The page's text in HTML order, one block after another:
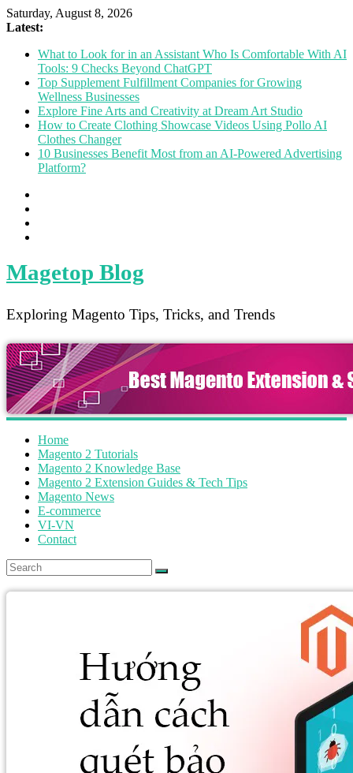
Saturday, August 8, 2026
Latest:
What to Look for in an Assistant Who Is Comfortable With AI
Tools: 9 Checks Beyond ChatGPT
Top Supplement Fulfillment Companies for Growing
Wellness Businesses
Explore Fine Arts and Creativity at Dream Art Studio
How to Create Clothing Showcase Videos Using Pollo AI
Clothes Changer
10 Businesses Benefit Most from an AI-Powered Advertising
Platform?
Magetop Blog
Exploring Magento Tips, Tricks, and Trends
Home
Magento 2 Tutorials
Magento 2 Knowledge Base
Magento 2 Extension Guides & Tech Tips
Magento News
E-commerce
VI-VN
Contact